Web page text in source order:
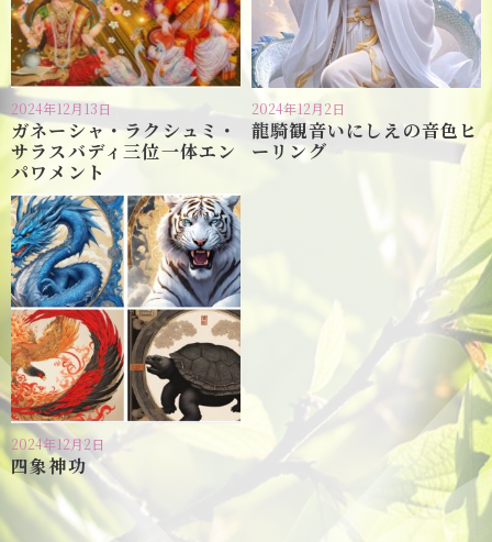
2024年12月13日
ガネーシャ・ラクシュミ・
サラスバディ三位一体エン
パワメント
2024年12月2日
龍騎観音いにしえの音色ヒ
ーリング
2024年12月2日
四象神功